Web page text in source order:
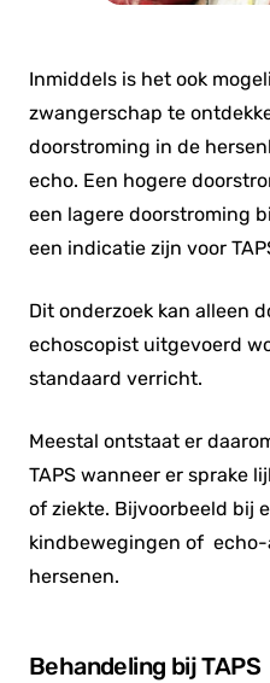
Inmiddels is het ook
zwangerschap te
doorstroming in de
echo. Een hogere
een lagere doorstroming
een indicatie zijn voor
Dit onderzoek kan alleen
echoscopist uitgevoerd
standaard verricht.
Meestal ontstaat er
TAPS wanneer er sprake
of ziekte. Bijvoorbeeld bij
kindbewegingen of
hersenen.
Behandeling bij TAPS